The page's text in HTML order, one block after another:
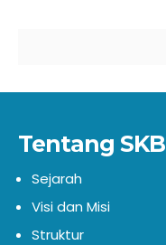
Tentang SKB
Sejarah
Visi dan Misi
Struktur